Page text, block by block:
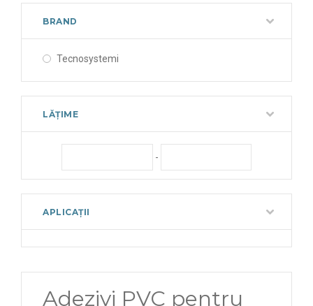
BRAND
Tecnosystemi
LĂȚIME
-
APLICAȚII
Adezivi PVC pentru